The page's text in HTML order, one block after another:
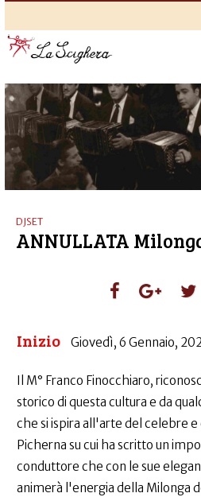
DJSET
ANNULLATA
Inizio Giovedì, 6 Gennaio,
Il M° Franco Finocchiaro,
storico di questa cultura e da
che si ispira all'arte del celebre
Picherna su cui ha scritto un
conduttore che con le sue
animerà l'energia della Milonga